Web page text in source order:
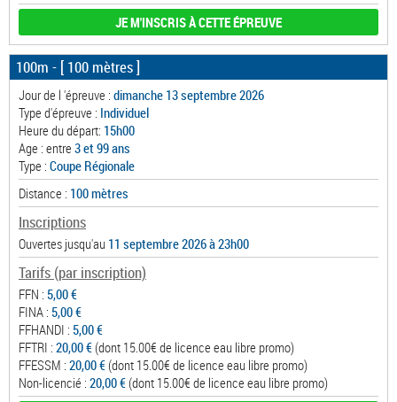
JE M'INSCRIS À CETTE ÉPREUVE
100m - [ 100 mètres ]
Jour de l 'épreuve : dimanche 13 septembre 2026
Type d'épreuve : Individuel
Heure du départ: 15h00
Age : entre 3 et 99 ans
Type : Coupe Régionale
Distance : 100 mètres
Inscriptions
Ouvertes jusqu'au 11 septembre 2026 à 23h00
Tarifs (par inscription)
FFN : 5,00 €
FINA : 5,00 €
FFHANDI : 5,00 €
FFTRI : 20,00 € (dont 15.00€ de licence eau libre promo)
FFESSM : 20,00 € (dont 15.00€ de licence eau libre promo)
Non-licencié : 20,00 € (dont 15.00€ de licence eau libre promo)